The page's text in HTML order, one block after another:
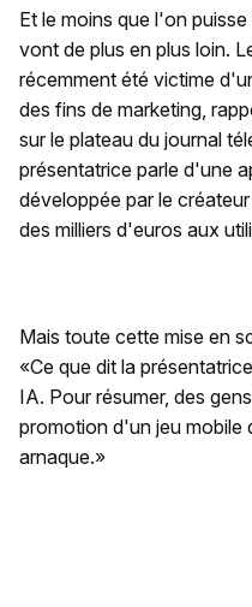
Et le moins que l'on
vont de plus en plus loin.
récemment été victime
des fins de marketing,
sur le plateau du journal
présentatrice parle d'une
développée par le
des milliers d'euros aux
Mais toute cette mise en
«Ce que dit la
IA. Pour résumer, des
promotion d'un jeu mobile
arnaque.»